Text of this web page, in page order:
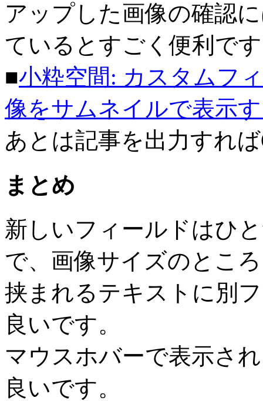
アップした画像の確認
ているとすごく便利で
■小粋空間: カスタムフ
像をサムネイルで表示
あとは記事を出力すれ
まとめ
新しいフィールドはひ
で、画像サイズのとこ
挟まれるテキストに別
良いです。
マウスホバーで表示さ
良いです。